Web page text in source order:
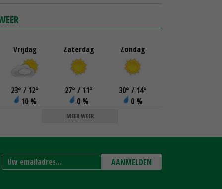
Vrijdag
23° / 12°
10 %
Zaterdag
27° / 11°
0 %
Zondag
30° / 14°
0 %
MEER WEER
AANMELDEN